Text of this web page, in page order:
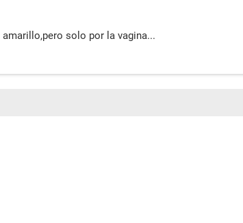
solo por la vagina...